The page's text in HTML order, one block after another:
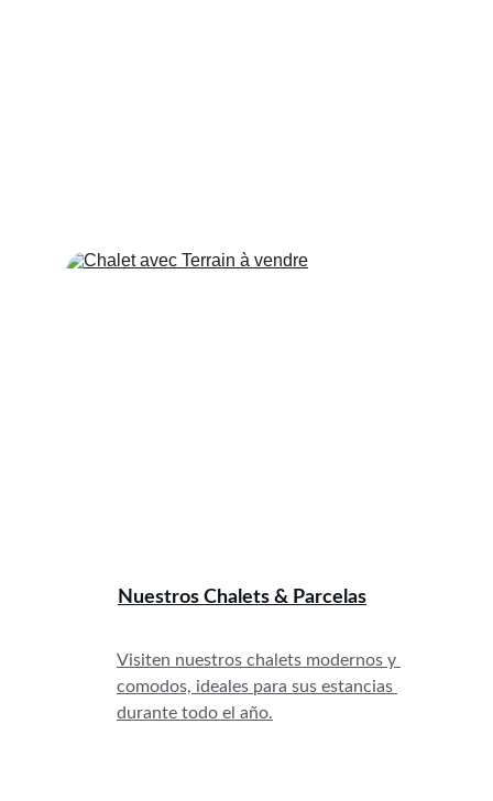
Nuestros Chalets & Parcelas
Visiten nuestros chalets modernos y
comodos, ideales para sus estancias
durante todo el año.